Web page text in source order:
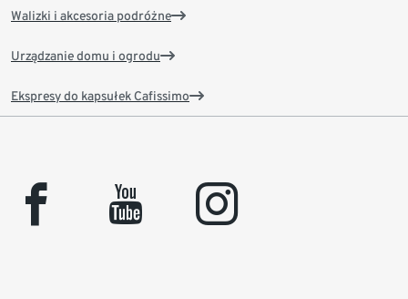
Walizki i akcesoria podróżne
Urządzanie domu i ogrodu
Ekspresy do kapsułek Cafissimo
facebook youtube instagram